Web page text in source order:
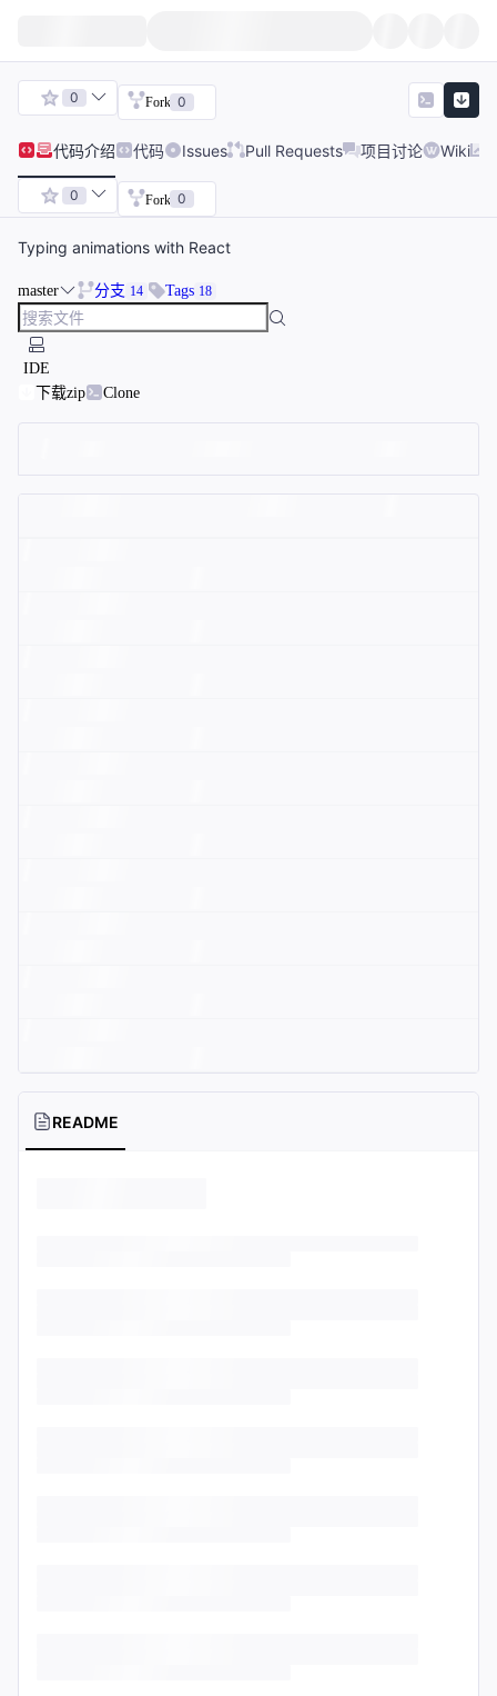
0 Fork 0
代码介绍 代码 Issues Pull Requests 项目讨论 Wiki
0 Fork 0
Typing animations with React
master 分支 14 Tags 18
IDE
下载zip
Clone
README